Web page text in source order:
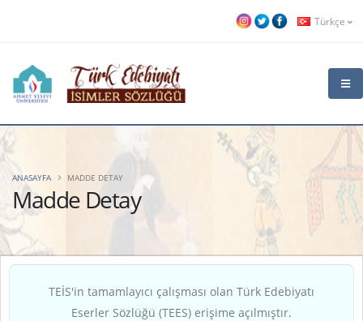
Türkçe
Madde Detay
ANASAYFA MADDE DETAY
TEİS'in tamamlayıcı çalışması olan Türk Edebiyatı
Eserler Sözlüğü (TEES) erişime açılmıştır.